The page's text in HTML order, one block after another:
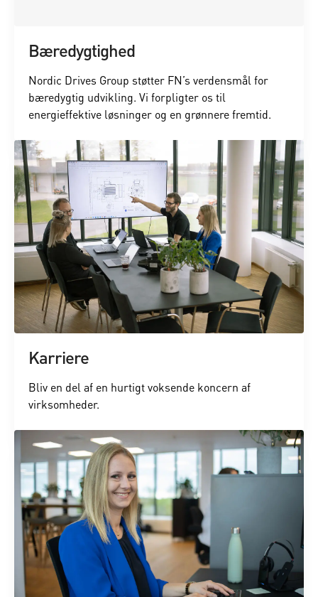
Bæredygtighed
Nordic Drives Group støtter FN’s verdensmål for
bæredygtig udvikling. Vi forpligter os til
energieffektive løsninger og en grønnere fremtid.
Karriere
Bliv en del af en hurtigt voksende koncern af
virksomheder.